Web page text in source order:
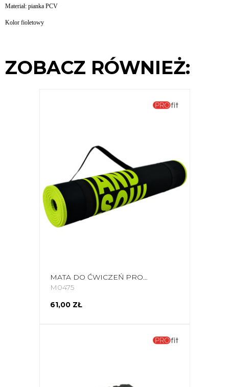
Materiał: pianka PCV
Kolor fioletowy
ZOBACZ RÓWNIEŻ:
MATA DO ĆWICZEŃ PROFIT BODY AND SOUL 180X60X0,6CM CZARNA DK 705-N
M0475
61,00 ZŁ